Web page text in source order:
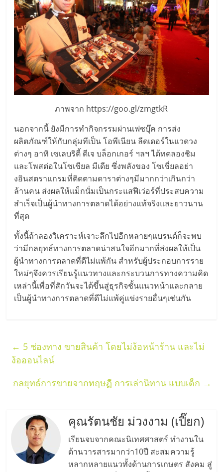
ไชส์
แฟ
รน
ไชส์
ขาย
หน้า
บ้าน
ลงทุน
ทุน
ไว,
ปรึกษา
การ
ลงทุน
และ
ขยาย
สา
ขา
แฟ
รน
ไชส์,
รวม
พร้อม
ทำเล
สำหรับ
ร้าน
บริการ
พัฒนา
ระบบ
ภาพจาก https://goo.gl/zmgtkR
นอกจากนี้ ยังมีการทำกิจกรรมผ่านเฟซบุ๊ค การส่ง
ผลิตภัณฑ์ให้กับกลุ่มทีเป็น โอพีเนียน ลีดเดอร์ในแวดวง
ต่างๆ อาทิ เซเลบริตี้ ดีเจ บล็อกเกอร์ ฯลฯ ได้ทดลองชิม
และโพสต่อในโซเชียล มีเดีย ซึ่งพลังของ โซเชี่ยลอย่า
งอินสตราแกรมที่ติดตามดาราต่างๆมีมากกว่าเกินกว่า
ล้านคน ส่งผลให้แม็กนั่มเป็นกระแสฟีเว่อร์ที่ประสบความ
สำเร็จเป็นผู้นำทางการตลาดได้อย่างแท้จริงและยาวนาน
ที่สุด
ทั้งนี้ถ้าลองวิเคราะห์เจาะลึกไปอีกหลายๆแบรนด์ก็จะพบ
ว่ามีกลยุทธ์ทางการตลาดน่าสนใจอีกมากที่ส่งผลให้เป็น
ผู้นำทางการตลาดที่ดีไม่แพ้กัน สำหรับผู้ประกอบการราย
ใหม่ๆจึงควรเรียนรู้แนวทางและกระบวนการทางความคิด
เหล่านี้เพื่อที่สักวันจะได้ขึ้นสู่ธุรกิจชั้นแนวหน้าและกลาย
เป็นผู้นำทางการตลาดที่ดีไม่แพ้คู่แข่งรายอื่นๆเช่นกัน
← 5 ช่องทาง ขายสินค้า โดยไม่ง้อหน้าร้าน และไม่
ง้อออนไลน์
กลยุทธ์การขายจากทฤษฏี การเล่านิทาน แบบเด็ก →
คุณรัตนชัย ม่วงงาม (เปี๊ยก)
เรียนจบจากคณะนิเทศศาสตร์ ทำงานใน
ด้านวารสารมากว่า10ปี สะสมความรู้
หลากหลายแนวทั้งด้านการเกษตร สังคม สู่